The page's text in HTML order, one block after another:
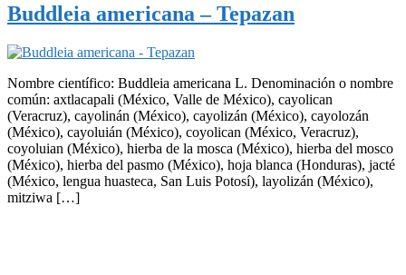
Buddleia americana – Tepazan
Nombre científico: Buddleia americana L. Denominación o nombre
común: axtlacapali (México, Valle de México), cayolican
(Veracruz), cayolinán (México), cayolizán (México), cayolozán
(México), cayoluián (México), coyolican (México, Veracruz),
coyoluian (México), hierba de la mosca (México), hierba del mosco
(México), hierba del pasmo (México), hoja blanca (Honduras), jacté
(México, lengua huasteca, San Luis Potosí), layolizán (México),
mitziwa […]